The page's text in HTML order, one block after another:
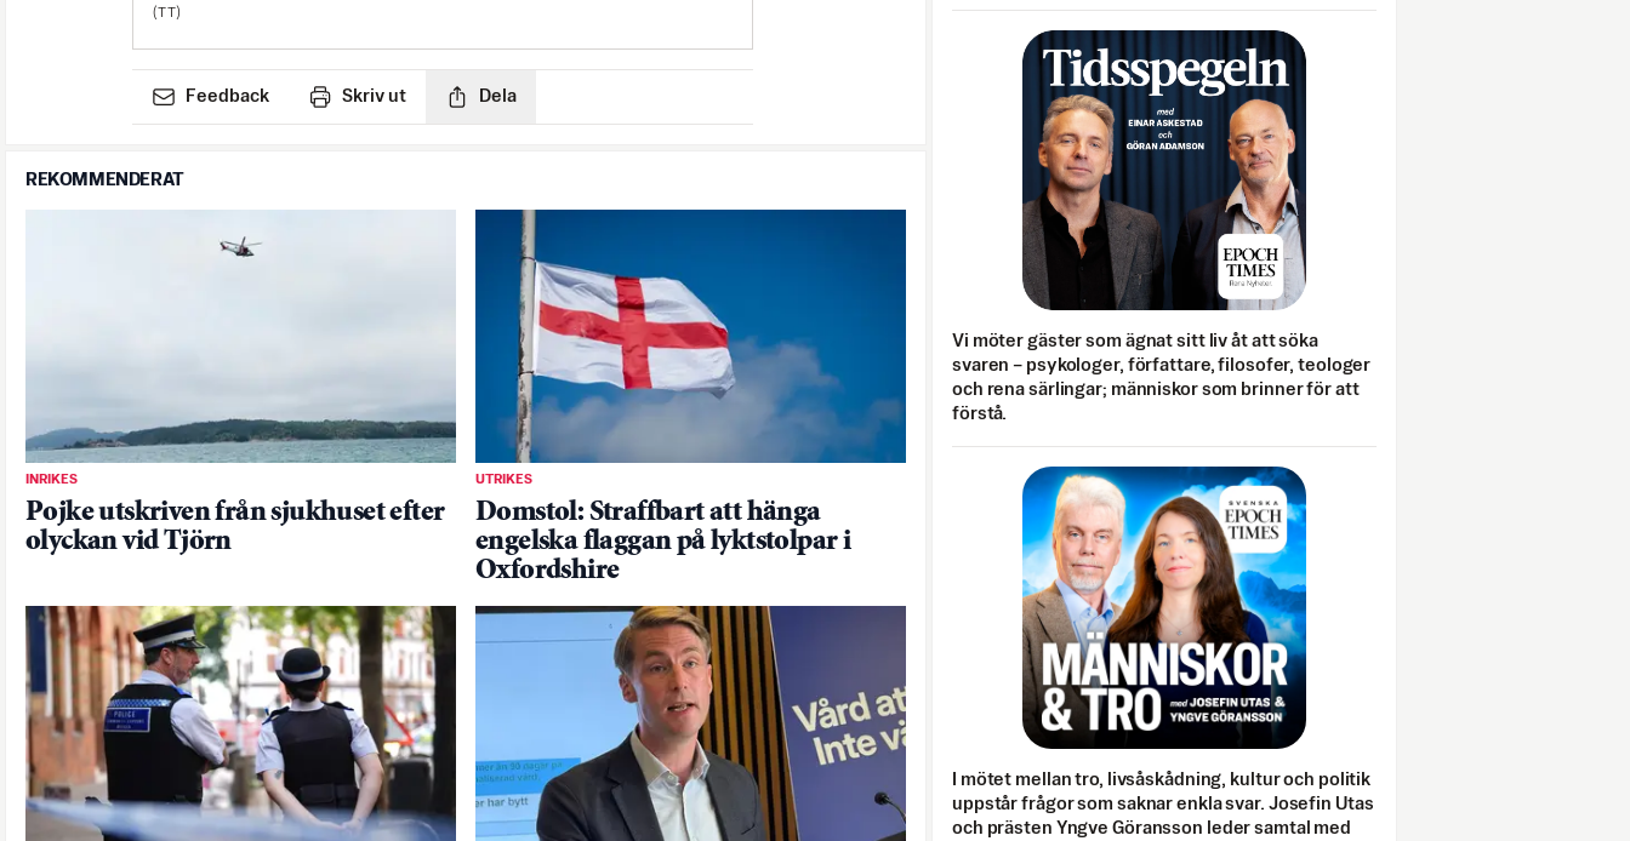
(TT)
Feedback Skriv ut Dela
REKOMMENDERAT
INRIKES
Pojke utskriven från sjukhuset efter
olyckan vid Tjörn
UTRIKES
Domstol: Straffbart att hänga
engelska flaggan på lyktstolpar i
Oxfordshire
Vi möter gäster som ägnat sitt liv åt att söka
svaren – psykologer, författare, filosofer, teologer
och rena särlingar; människor som brinner för att
förstå.
I mötet mellan tro, livsåskådning, kultur och politik
uppstår frågor som saknar enkla svar. Josefin Utas
och prästen Yngve Göransson leder samtal med